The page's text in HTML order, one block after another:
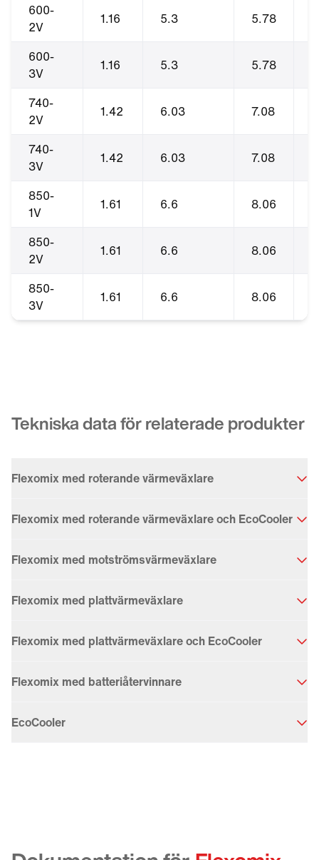
600-
2V
1.16 5.3 5.78
600-
3V
1.16 5.3 5.78
740-
2V
1.42 6.03 7.08
740-
3V
1.42 6.03 7.08
850-
1V
1.61 6.6 8.06
850-
2V
1.61 6.6 8.06
850-
3V
1.61 6.6 8.06
Tekniska data för relaterade produkter
Flexomix med roterande värmeväxlare
Flexomix med roterande värmeväxlare och EcoCooler
Flexomix med motströmsvärmeväxlare
Flexomix med plattvärmeväxlare
Flexomix med plattvärmeväxlare och EcoCooler
Flexomix med batteriåtervinnare
EcoCooler